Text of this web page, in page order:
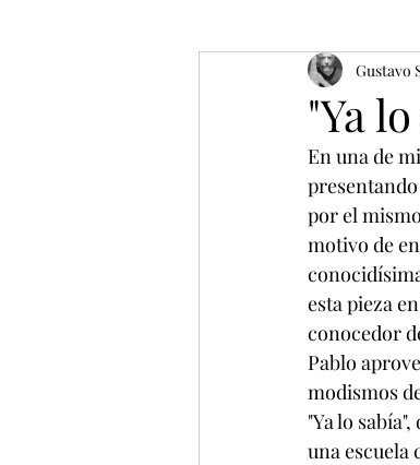
"Ya
Gustavo
En una de
por el
motivo de
esta pieza
conocedor
Pablo
modismos
"Ya lo
una escuela